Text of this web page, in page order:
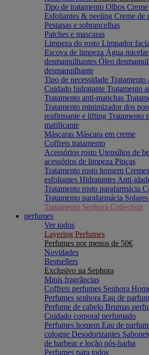
Tipo de tratamento Olhos
Esfoliantes & peeling Creme de
Pestanas e sobrancelhas
Patches e mascaras
Limpeza do rosto Limpador
Escova de limpeza Água micelar
desmaquilhantes Óleo
desmaquilhante
Tipo de necessidade Tratamento
Cuidado hidratante Tratamento
Tratamento anti-manchas
Tratamento minimizador dos
reafirmante e lifting Tratamento
matificante
Máscaras Máscara em creme
Coffrets tratamento
Acessórios rosto Utensílios de
acessórios de limpeza Pinças
Tratamento rosto homem
esfoliantes Hidratantes Anti-
Tratamento rosto parafarmácia
Tratamento parafarmácia
Tratamento Sephora Collection
perfumes
Ver todos
Layering Perfumes
Perfumes por menos de 50€
Novidades
Bestsellers
Exclusivo na Sephora
Minis fragrâncias
Coffrets perfumes Senhora
Perfumes senhora Eau de parfum
Perfume de cabelo Brumas
Cuidado corporal perfumado
Perfumes homem Eau de parfum
cologne Desodorizantes
de barbear e loção pós-barba
Perfumes para todos